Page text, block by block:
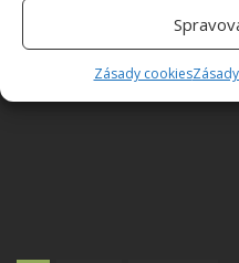
Zásady cookies